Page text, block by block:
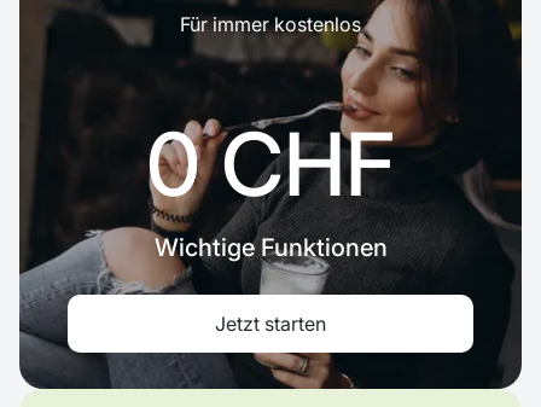
Für immer kostenlos
0 CHF
Wichtige Funktionen
Jetzt starten